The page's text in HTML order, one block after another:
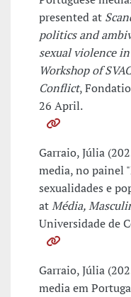
presented at
politics and
sexual violence
Workshop of
Conflict,
26 April.
Garraio, Júlia
media, no painel
sexualidades e
atMédia,
Universidade de
Garraio, Júlia
media em